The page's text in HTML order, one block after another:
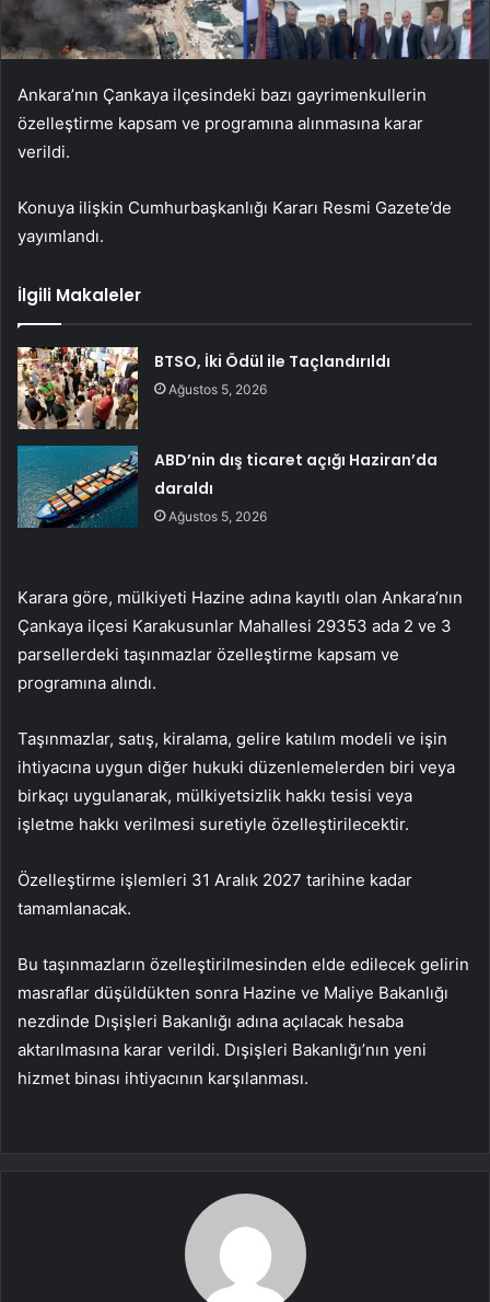
Ankara’nın Çankaya ilçesindeki bazı gayrimenkullerin
özelleştirme kapsam ve programına alınmasına karar
verildi.
Konuya ilişkin Cumhurbaşkanlığı Kararı Resmi Gazete’de
yayımlandı.
İlgili Makaleler
BTSO, İki Ödül ile Taçlandırıldı
Ağustos 5, 2026
ABD’nin dış ticaret açığı Haziran’da
daraldı
Ağustos 5, 2026
Karara göre, mülkiyeti Hazine adına kayıtlı olan Ankara’nın
Çankaya ilçesi Karakusunlar Mahallesi 29353 ada 2 ve 3
parsellerdeki taşınmazlar özelleştirme kapsam ve
programına alındı.
Taşınmazlar, satış, kiralama, gelire katılım modeli ve işin
ihtiyacına uygun diğer hukuki düzenlemelerden biri veya
birkaçı uygulanarak, mülkiyetsizlik hakkı tesisi veya
işletme hakkı verilmesi suretiyle özelleştirilecektir.
Özelleştirme işlemleri 31 Aralık 2027 tarihine kadar
tamamlanacak.
Bu taşınmazların özelleştirilmesinden elde edilecek gelirin
masraflar düşüldükten sonra Hazine ve Maliye Bakanlığı
nezdinde Dışişleri Bakanlığı adına açılacak hesaba
aktarılmasına karar verildi. Dışişleri Bakanlığı’nın yeni
hizmet binası ihtiyacının karşılanması.